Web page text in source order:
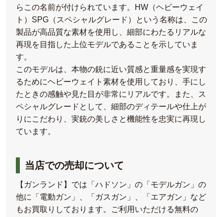
らこの名前が付けられています。HW（ヘビーウェイ
ト）SPG（スペシャルグレード）という名称は、この
製品が高品質な素材を使用し、細部にわたるリアルな
再現を目指した上位モデルであることを示していま
す。
このモデルは、本物の銃に近い質感と重量感を実現す
るためにヘビーウェイト素材を使用しており、手にし
たときの感触や見た目が非常にリアルです。また、ス
ペシャルグレードとして、細部のディテールや仕上が
りにこだわり、実銃の美しさと機能性を忠実に再現し
ています。
当店での売却について
【ガンランド】では「ハドソン」の「モデルガン」の
他に「電動ガン」、「ガスガン」、「エアガン」など
もお買取りしております。ご利用いただける無料の